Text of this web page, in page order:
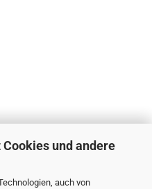
und andere
auch von